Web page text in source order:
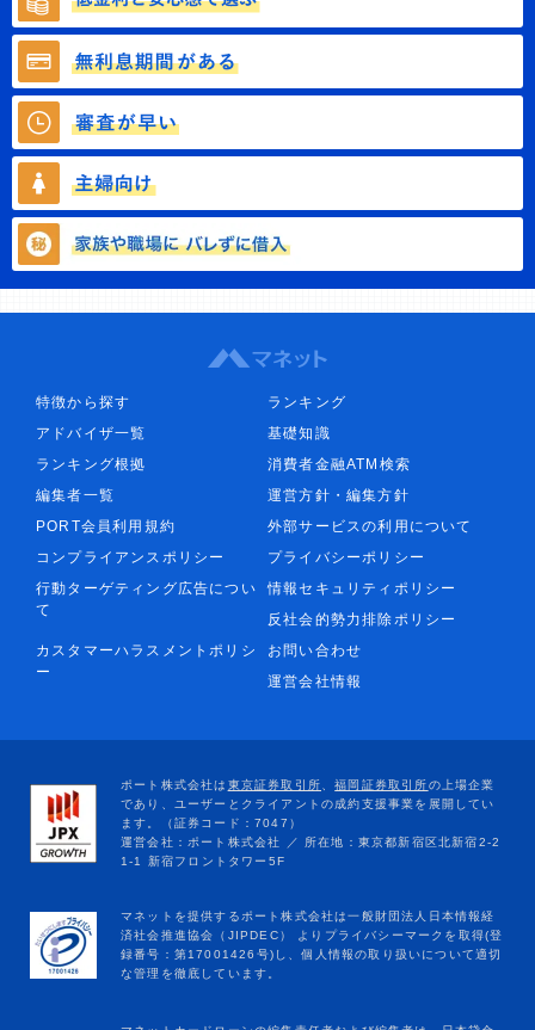
特徴から探す
ランキング
アドバイザ一覧
基礎知識
ランキング根拠
消費者金融ATM検索
編集者一覧
運営方針・編集方針
PORT会員利用規約
外部サービスの利用について
コンプライアンスポリシー
プライバシーポリシー
行動ターゲティング広告につい
て
情報セキュリティポリシー
反社会的勢力排除ポリシー
カスタマーハラスメントポリシ
ー
お問い合わせ
運営会社情報